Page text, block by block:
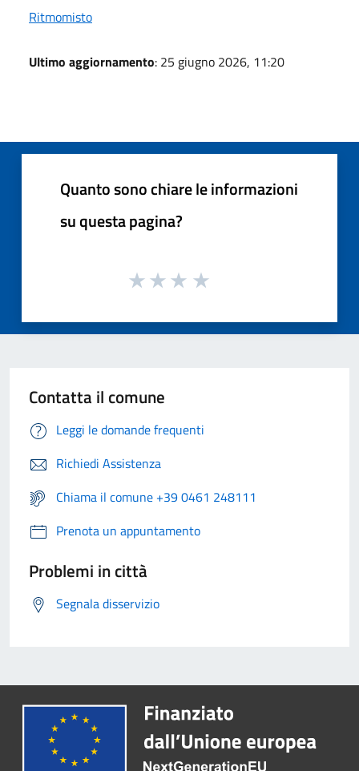
Ritmomisto
Ultimo aggiornamento: 25 giugno 2026, 11:20
Quanto sono chiare le informazioni
su questa pagina?
Contatta il comune
Leggi le domande frequenti
Richiedi Assistenza
Chiama il comune +39 0461 248111
Prenota un appuntamento
Problemi in città
Segnala disservizio